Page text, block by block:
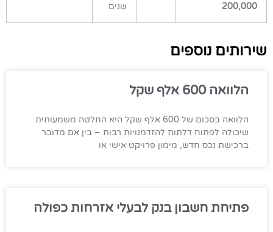
200,000
שנים
שירותים נוספים
הלוואה 600 אלף שקל
הלוואה בסכום של 600 אלף שקל היא החלטה משמעותית
שיכולה לפתוח דלתות להזדמנויות רבות – בין אם מדובר
ברכישת נכס חדש, מימון פרויקט אישי או
פתיחת חשבון בנק לבעלי אזרחות כפולה